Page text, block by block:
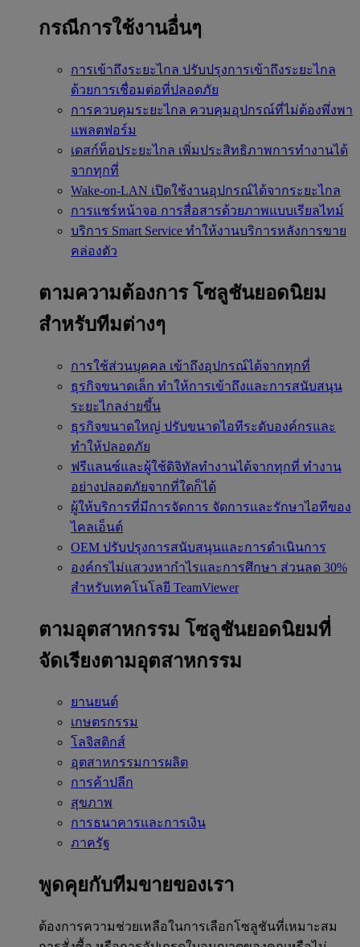
กรณีการใช้งานอื่นๆ
การเข้าถึงระยะไกล ปรับปรุงการเข้าถึงระยะไกล
ด้วยการเชื่อมต่อที่ปลอดภัย
การควบคุมระยะไกล ควบคุมอุปกรณ์ที่ไม่ต้องพึ่งพา
แพลตฟอร์ม
เดสก์ท็อประยะไกล เพิ่มประสิทธิภาพการทำงานได้
จากทุกที่
Wake-on-LAN เปิดใช้งานอุปกรณ์ได้จากระยะไกล
การแชร์หน้าจอ การสื่อสารด้วยภาพแบบเรียลไทม์
บริการ Smart Service ทำให้งานบริการหลังการขาย
คล่องตัว
ตามความต้องการ โซลูชันยอดนิยม
สำหรับทีมต่างๆ
การใช้ส่วนบุคคล เข้าถึงอุปกรณ์ได้จากทุกที่
ธุรกิจขนาดเล็ก ทำให้การเข้าถึงและการสนับสนุน
ระยะไกลง่ายขึ้น
ธุรกิจขนาดใหญ่ ปรับขนาดไอทีระดับองค์กรและ
ทำให้ปลอดภัย
ฟรีแลนซ์และผู้ใช้ดิจิทัลทำงานได้จากทุกที่ ทำงาน
อย่างปลอดภัยจากที่ใดก็ได้
ผู้ให้บริการที่มีการจัดการ จัดการและรักษาไอทีของ
ไคลเอ็นต์
OEM ปรับปรุงการสนับสนุนและการดำเนินการ
องค์กรไม่แสวงหากำไรและการศึกษา ส่วนลด 30%
สำหรับเทคโนโลยี TeamViewer
ตามอุตสาหกรรม โซลูชันยอดนิยมที่
จัดเรียงตามอุตสาหกรรม
ยานยนต์
เกษตรกรรม
โลจิสติกส์
อุตสาหกรรมการผลิต
การค้าปลีก
สุขภาพ
การธนาคารและการเงิน
ภาครัฐ
พูดคุยกับทีมขายของเรา
ต้องการความช่วยเหลือในการเลือกโซลูชันที่เหมาะสม